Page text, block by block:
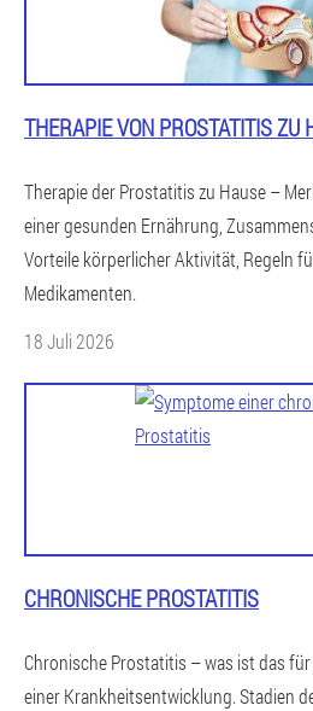
THERAPIE VON PROSTATITIS ZU
Therapie der Prostatitis zu Hause –
einer gesunden Ernährung,
Vorteile körperlicher Aktivität, Regeln
Medikamenten.
18 Juli 2026
CHRONISCHE PROSTATITIS
Chronische Prostatitis – was ist das
einer Krankheitsentwicklung. Stadien